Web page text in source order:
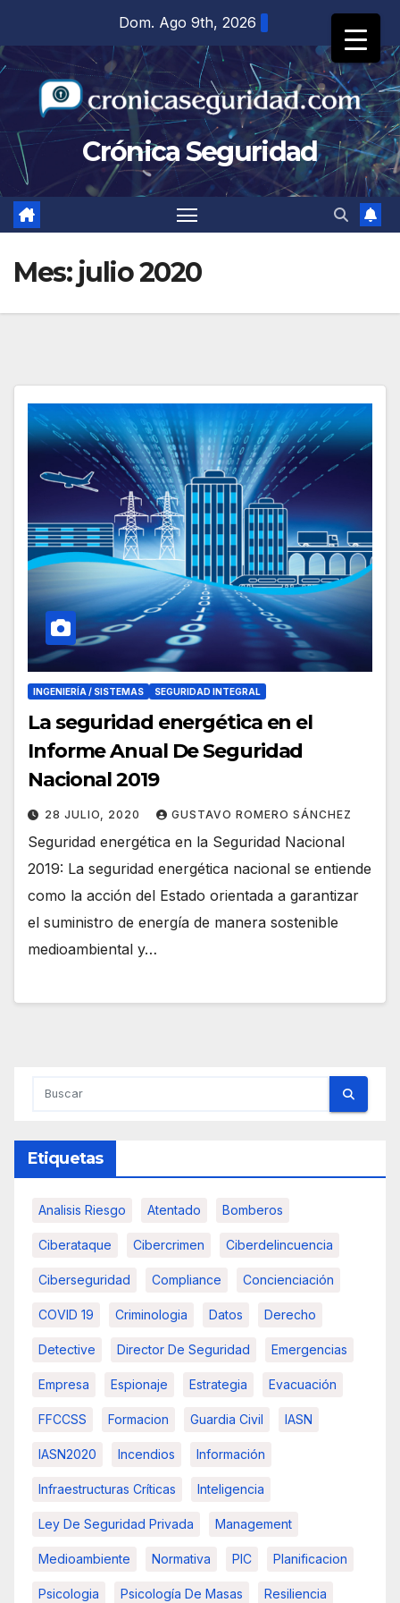
contenido
Dom. Ago 9th, 2026
Crónica Seguridad
Mes: julio 2020
INGENIERÍA / SISTEMAS SEGURIDAD INTEGRAL
La seguridad energética en el
Informe Anual De Seguridad
Nacional 2019
28 JULIO, 2020 GUSTAVO ROMERO SÁNCHEZ
Seguridad energética en la Seguridad Nacional
2019: La seguridad energética nacional se entiende
como la acción del Estado orientada a garantizar
el suministro de energía de manera sostenible
medioambiental y…
Etiquetas
Analisis Riesgo Atentado Bomberos
Ciberataque Cibercrimen Ciberdelincuencia
Ciberseguridad Compliance Concienciación
COVID 19 Criminologia Datos Derecho
Detective Director De Seguridad Emergencias
Empresa Espionaje Estrategia Evacuación
FFCCSS Formacion Guardia Civil IASN
IASN2020 Incendios Información
Infraestructuras Críticas Inteligencia
Ley De Seguridad Privada Management
Medioambiente Normativa PIC Planificacion
Psicologia Psicología De Masas Resiliencia